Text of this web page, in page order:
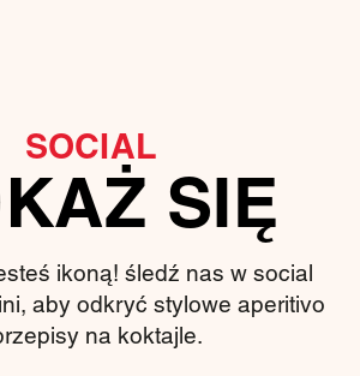
SOCIAL
SIĘ
ikoną! śledź nas w social
aby odkryć stylowe aperitivo
na koktajle.